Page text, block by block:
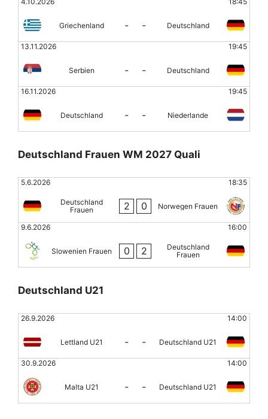
Griechenland - - Deutschland
13.11.2026 19:45
Serbien - - Deutschland
16.11.2026 19:45
Deutschland - - Niederlande
Deutschland Frauen WM 2027 Quali
5.6.2026 18:35
Deutschland
Frauen
2 0 Norwegen Frauen
9.6.2026 16:00
Slowenien Frauen 0 2
Deutschland
Frauen
Deutschland U21
26.9.2026 14:00
Lettland U21 - - Deutschland U21
30.9.2026 14:00
Malta U21 - - Deutschland U21